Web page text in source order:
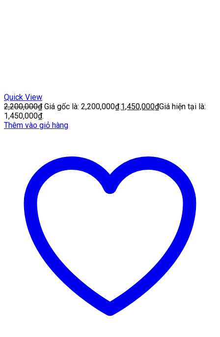
Quick View
2,200,000₫ Giá gốc là: 2,200,000₫.1,450,000₫Giá hiện tại là:
1,450,000₫.
Thêm vào giỏ hàng